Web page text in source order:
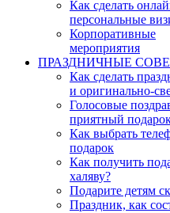
Как сделать
персональные
Корпоративные
мероприятия
ПРАЗДНИЧНЫЕ
Как сделать
и оригинально-
Голосовые
приятный
Как выбрать
подарок
Как получить
халяву?
Подарите детям
Праздник, как